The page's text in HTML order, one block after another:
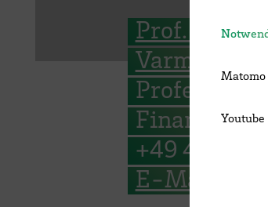
Prof. Dr.
Varmaz
Professor for
Finance
+49 421
E-Mail
Matomo
Youtube